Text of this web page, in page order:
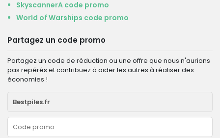
SkyscannerA code promo
World of Warships code promo
Partagez un code promo
Partagez un code de réduction ou une offre que nous n'aurions
pas repérés et contribuez à aider les autres à réaliser des
économies !